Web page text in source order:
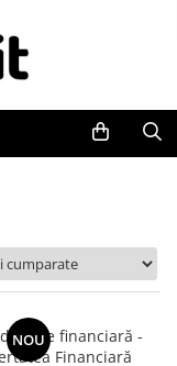
NOU
financiară -
Financiară